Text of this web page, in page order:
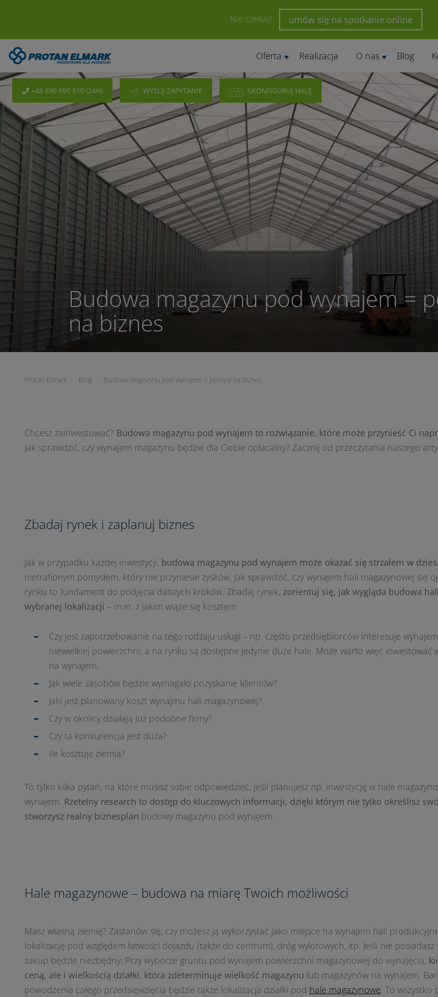
Nie czekaj! umów się na spotkanie online
Oferta Realizacja O nas Blog
+48 690 690 510 (24H) WYŚLIJ ZAPYTANIE SKONFIGURUJ HALĘ
Budowa magazynu pod wynajem =
na biznes
Protan Elmark - Blog - Budowa magazynu pod wynajem = pomysł na biznes
Chcesz zainwestować? Budowa magazynu pod wynajem to rozwiązanie, które może przynieść Ci
Jak sprawdzić, czy wynajem magazynu będzie dla Ciebie opłacalny? Zacznij od przeczytania naszego
Zbadaj rynek i zaplanuj biznes
Jak w przypadku każdej inwestycji, budowa magazynu pod wynajem może okazać się strzałem w
nietrafionym pomysłem, który nie przyniesie zysków. Jak sprawdzić, czy wynajem hali magazynowej się
rynku to fundament do podjęcia dalszych kroków. Zbadaj rynek, zorientuj się, jak wygląda budowa
wybranej lokalizacji – m.in. z jakim wiąże się kosztem.
Czy jest zapotrzebowanie na tego rodzaju usługi – np. często przedsiębiorców interesuje
niewielkiej powierzchni, a na rynku są dostępne jedynie duże hale. Może warto więc inwestować
na wynajem.
Jak wiele zasobów będzie wymagało pozyskanie klientów?
Jaki jest planowany koszt wynajmu hali magazynowej?
Czy w okolicy działają już podobne firmy?
Czy ta konkurencja jest duża?
Ile kosztuje ziemia?
To tylko kilka pytań, na które musisz sobie odpowiedzieć, jeśli planujesz np. inwestycję w hale
wynajem. Rzetelny research to dostęp do kluczowych informacji, dzięki którym nie tylko określisz
stworzysz realny biznesplan budowy magazynu pod wynajem.
Hale magazynowe – budowa na miarę Twoich możliwości
Masz własną ziemię? Zastanów się, czy możesz ją wykorzystać jako miejsce na wynajem hali
lokalizację pod względem łatwości dojazdu (także do centrum), dróg wylotowych, itp. Jeśli nie posiadasz
zakup będzie niezbędny. Przy wyborze gruntu pod wynajem powierzchni magazynowej do wynajęcia,
ceną, ale i wielkością działki, która zdeterminuje wielkość magazynu lub magazynów na wynajem.
powodzenia całego przedsięwzięcia będzie także lokalizacja działki pod hale magazynowe. To wszystko